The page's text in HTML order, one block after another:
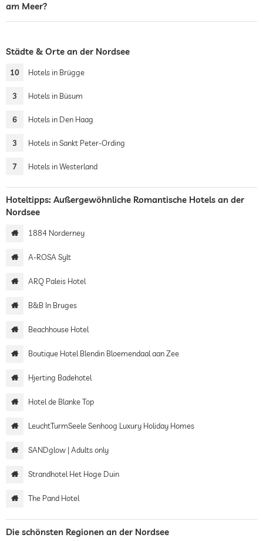
am Meer?
Städte & Orte an der Nordsee
10 Hotels in Brügge
3 Hotels in Büsum
6 Hotels in Den Haag
3 Hotels in Sankt Peter-Ording
7 Hotels in Westerland
Hoteltipps: Außergewöhnliche Romantische Hotels an der
Nordsee
1884 Norderney
A-ROSA Sylt
ARQ Paleis Hotel
B&B In Bruges
Beachhouse Hotel
Boutique Hotel Blendin Bloemendaal aan Zee
Hjerting Badehotel
Hotel de Blanke Top
LeuchtTurmSeele Senhoog Luxury Holiday Homes
SANDglow | Adults only
Strandhotel Het Hoge Duin
The Pand Hotel
Die schönsten Regionen an der Nordsee